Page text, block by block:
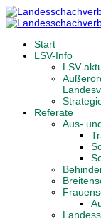
Start
LSV-Info
LSV
Referate
Aus-